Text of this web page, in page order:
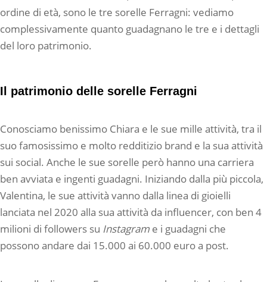
ordine di età, sono le tre sorelle Ferragni: vediamo
complessivamente quanto guadagnano le tre e i dettagli
del loro patrimonio.
Il patrimonio delle sorelle Ferragni
Conosciamo benissimo Chiara e le sue mille attività, tra il
suo famosissimo e molto redditizio brand e la sua attività
sui social. Anche le sue sorelle però hanno una carriera
ben avviata e ingenti guadagni. Iniziando dalla più piccola,
Valentina, le sue attività vanno dalla linea di gioielli
lanciata nel 2020 alla sua attività da influencer, con ben 4
milioni di followers su Instagram e i guadagni che
possono andare dai 15.000 ai 60.000 euro a post.